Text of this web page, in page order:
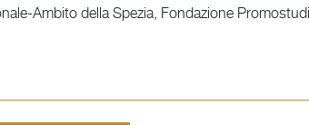
Ambito della Spezia, Fondazione